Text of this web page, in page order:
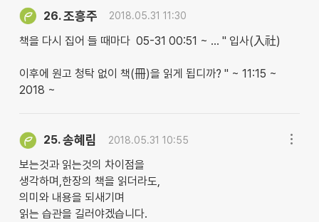
26.조흥주 2018.05.31 11:30
책을 다시 집어 들 때마다 05-31 00:51 ~ … " 입사(入社)
이후에 원고 청탁 없이 책(冊)을 읽게 됩디까? " ~ 11:15 ~
2018 ~
25.송혜림 2018.05.31 10:55
보는것과 읽는것의 차이점을
생각하며,한장의 책을 읽더라도,
의미와 내용을 되새기며
읽는 습관을 길러야겠습니다.